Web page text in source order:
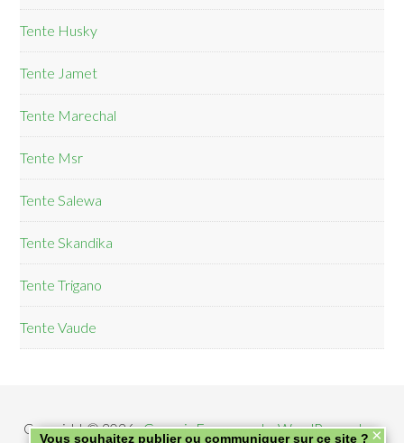
Tente Husky
Tente Jamet
Tente Marechal
Tente Msr
Tente Salewa
Tente Skandika
Tente Trigano
Tente Vaude
Copyright © 2026 ·Genesis Framework·WordPress·Log
Vous souhaitez publier ou communiquer sur ce site ? ×